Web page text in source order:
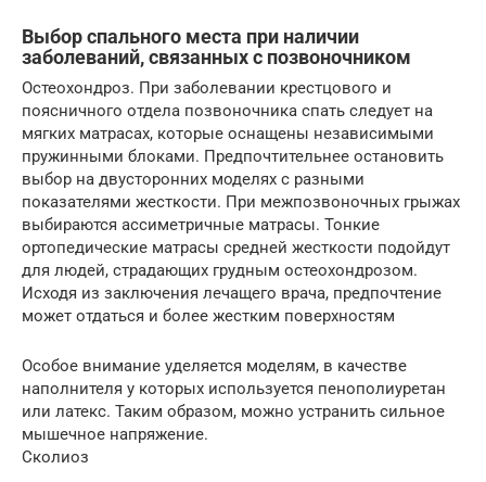
Выбор спального места при наличии
заболеваний, связанных с позвоночником
Остеохондроз. При заболевании крестцового и
поясничного отдела позвоночника спать следует на
мягких матрасах, которые оснащены независимыми
пружинными блоками. Предпочтительнее остановить
выбор на двусторонних моделях с разными
показателями жесткости. При межпозвоночных грыжах
выбираются ассиметричные матрасы. Тонкие
ортопедические матрасы средней жесткости подойдут
для людей, страдающих грудным остеохондрозом.
Исходя из заключения лечащего врача, предпочтение
может отдаться и более жестким поверхностям
Особое внимание уделяется моделям, в качестве
наполнителя у которых используется пенополиуретан
или латекс. Таким образом, можно устранить сильное
мышечное напряжение.
Сколиоз